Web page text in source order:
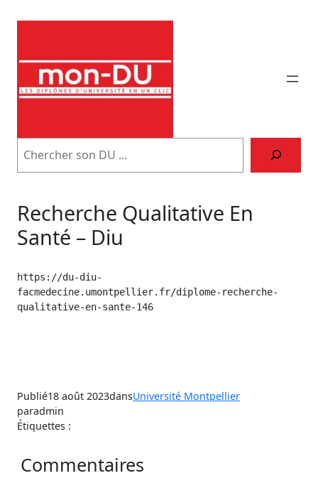
son
Recherche Qualitative En
Santé – Diu
https://du-diu-
facmedecine.umontpellier.fr/diplome-recherche-
qualitative-en-sante-146
Publié18 août 2023dansUniversité Montpellier
paradmin
Étiquettes :
Commentaires